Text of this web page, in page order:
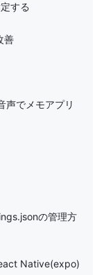
する
善
声でメモアプリ
の管理方
Native(expo)